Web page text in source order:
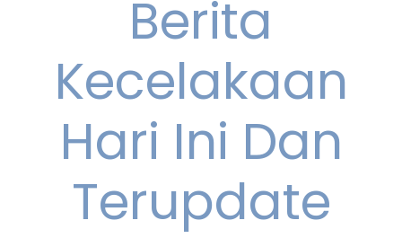
Berita
Kecelakaan
Hari Ini Dan
Terupdate